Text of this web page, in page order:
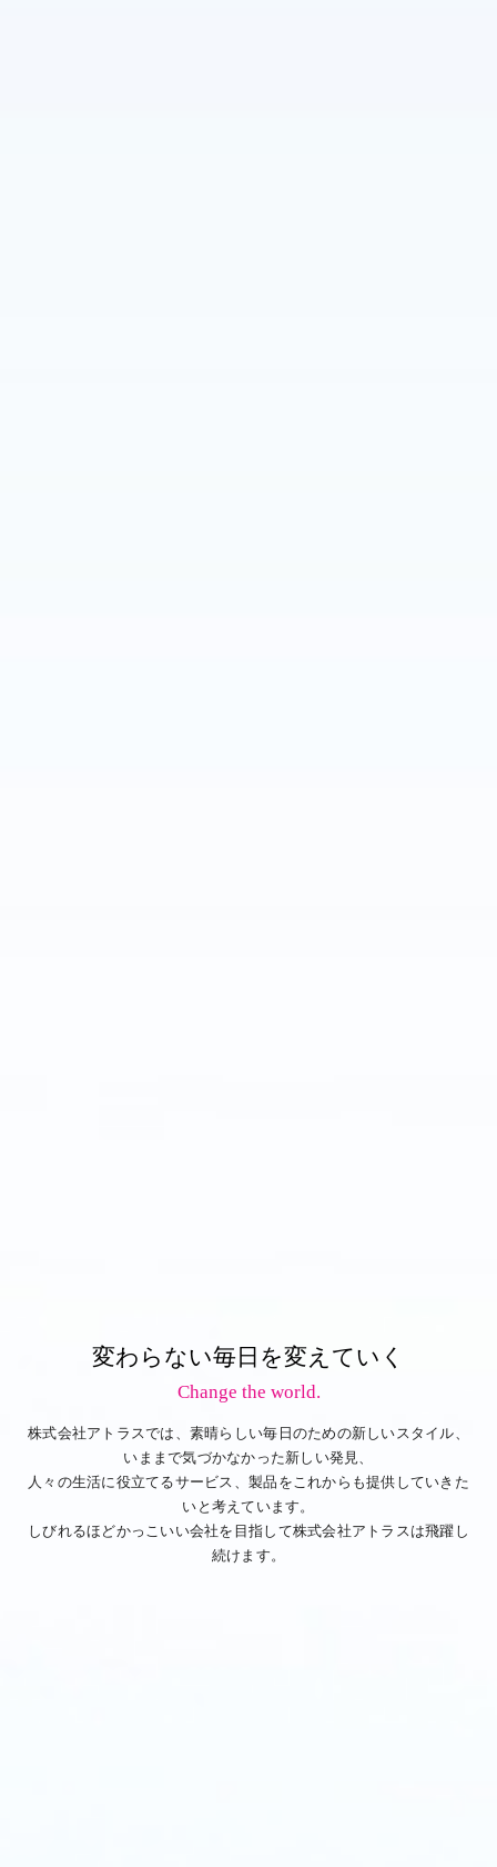
変わらない毎日を変えていく
Change the world.
株式会社アトラスでは、素晴らしい毎日のための新しいスタイル、
いままで気づかなかった新しい発見、
人々の生活に役立てるサービス、製品をこれからも提供していきた
いと考えています。
しびれるほどかっこいい会社を目指して株式会社アトラスは飛躍し
続けます。